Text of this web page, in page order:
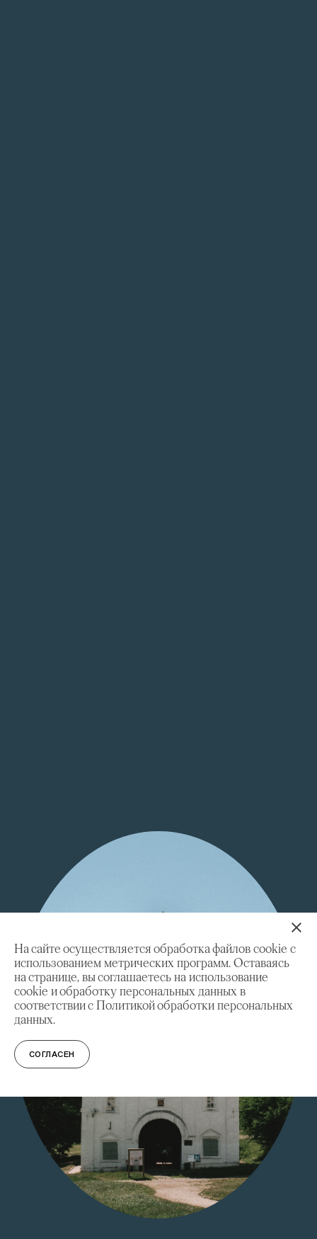
На сайте осуществляется обработка файлов cookie с
использованием метрических программ. Оставаясь
на странице, вы соглашаетесь на использование
cookie и обработку персональных данных в
соответствии с Политикой обработки персональных
данных.
СОГЛАСЕН